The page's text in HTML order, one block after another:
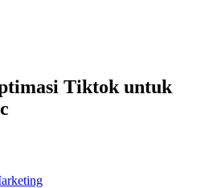
Tiktok untuk